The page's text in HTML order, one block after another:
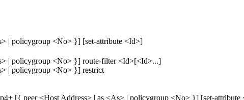
| policygroup <No> }] [set-attribute <Id>]
| policygroup <No> }] route-filter <Id>[<Id>...]
| policygroup <No> }] restrict
[{ peer <Host Address> | as <As> | policygroup <No> }] [set-attribute